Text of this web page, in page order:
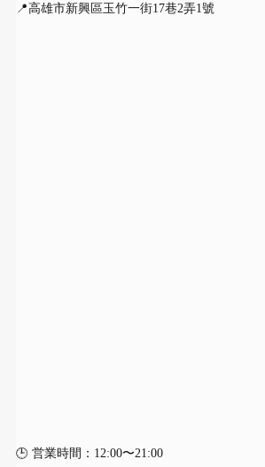
📍高雄市新興區玉竹一街17巷2弄1號
🕒 営業時間：12:00〜21:00